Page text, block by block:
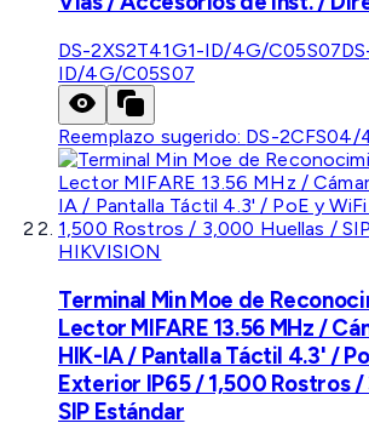
DS-2XS2T41G1-ID/4G/C05S07
ID/4G/C05S07
Reemplazo sugerido: DS-2CFS04/
HIKVISION
Terminal Min Moe de
Lector MIFARE 13.56 MHz /
HIK-IA / Pantalla Táctil 4.3' /
Exterior IP65 / 1,500 Rostros
SIP Estándar